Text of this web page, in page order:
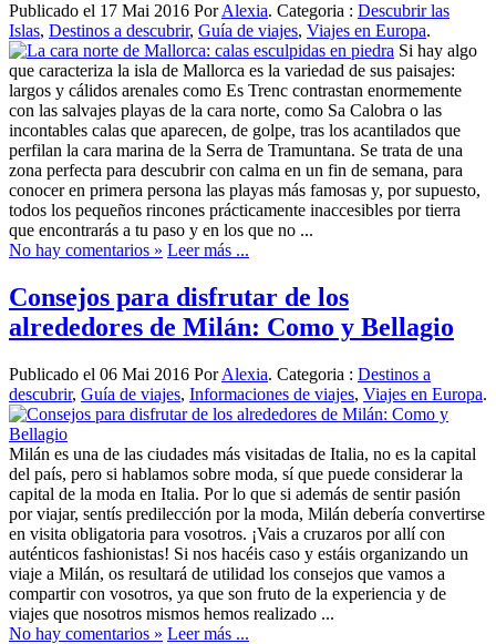
Publicado el 17 Mai 2016 PorAlexia. Categoria : Descubrir las
Islas, Destinos a descubrir, Guía de viajes, Viajes en Europa.
Si hay algo
que caracteriza la isla de Mallorca es la variedad de sus paisajes:
largos y cálidos arenales como Es Trenc contrastan enormemente
con las salvajes playas de la cara norte, como Sa Calobra o las
incontables calas que aparecen, de golpe, tras los acantilados que
perfilan la cara marina de la Serra de Tramuntana. Se trata de una
zona perfecta para descubrir con calma en un fin de semana, para
conocer en primera persona las playas más famosas y, por supuesto,
todos los pequeños rincones prácticamente inaccesibles por tierra
que encontrarás a tu paso y en los que no ...
No hay comentarios » Leer más ...
Consejos para disfrutar de los
alrededores de Milán: Como y Bellagio
Publicado el 06 Mai 2016 PorAlexia. Categoria : Destinos a
descubrir, Guía de viajes, Informaciones de viajes, Viajes en Europa.
Milán es una de las ciudades más visitadas de Italia, no es la capital
del país, pero si hablamos sobre moda, sí que puede considerar la
capital de la moda en Italia. Por lo que si además de sentir pasión
por viajar, sentís predilección por la moda, Milán debería convertirse
en visita obligatoria para vosotros. ¡Vais a cruzaros por allí con
auténticos fashionistas! Si nos hacéis caso y estáis organizando un
viaje a Milán, os resultará de utilidad los consejos que vamos a
compartir con vosotros, ya que son fruto de la experiencia y de
viajes que nosotros mismos hemos realizado ...
No hay comentarios » Leer más ...